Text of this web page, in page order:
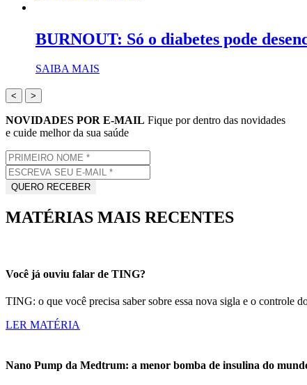
BURNOUT: Só o diabetes pode
SAIBA MAIS
< >
NOVIDADES POR E-MAIL Fique por dentro das novidades
e cuide melhor da sua saúde
MATÉRIAS MAIS RECENTES
Você já ouviu falar de TING?
TING: o que você precisa saber sobre essa nova sigla e o controle
LER MATÉRIA
Nano Pump da Medtrum: a menor bomba de insulina do